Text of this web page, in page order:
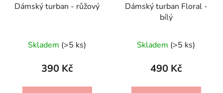
Dámský turban - růžový
Skladem (>5 ks)
390 Kč
Dámský turban Floral -
bílý
Skladem (>5 ks)
490 Kč